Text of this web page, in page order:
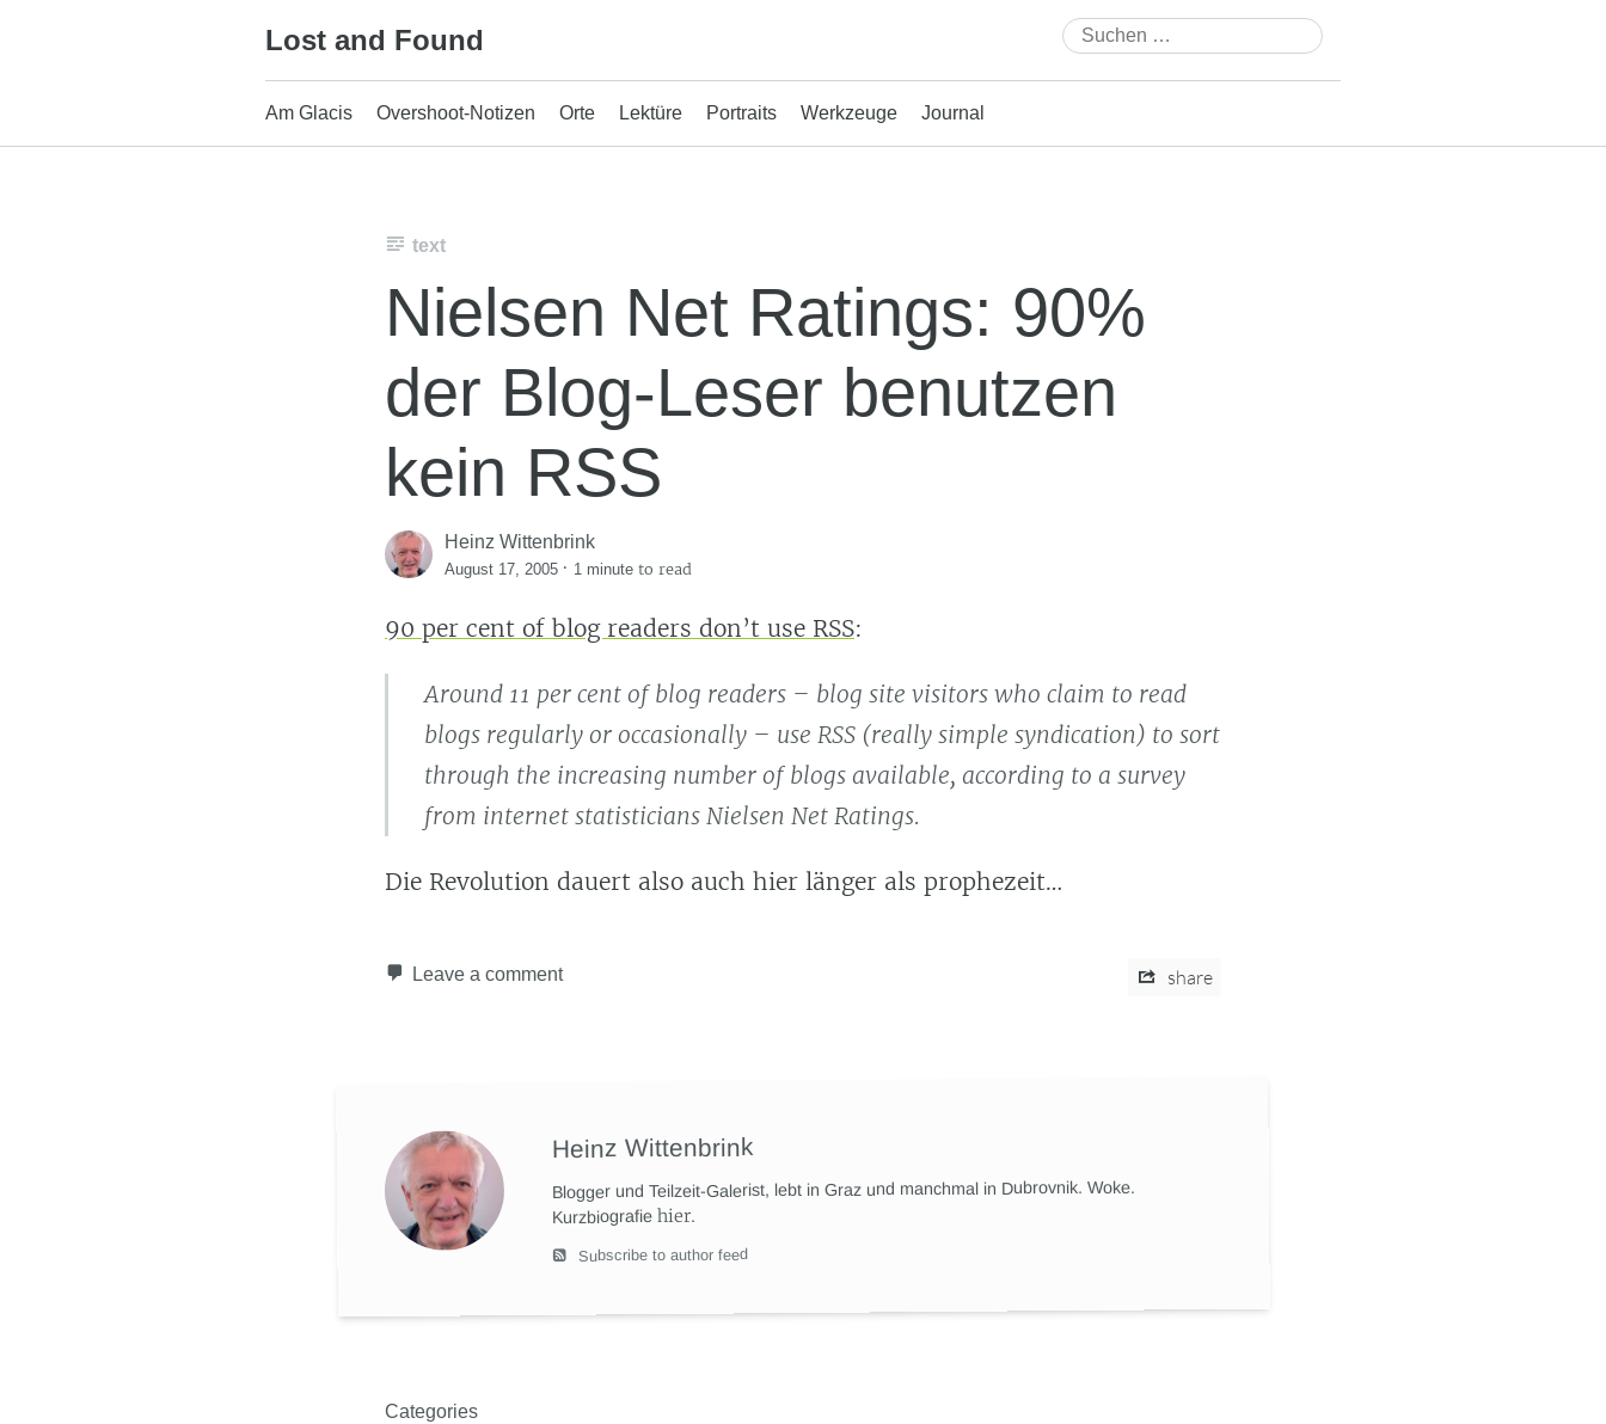
Lost and Found
Suchen
nach:
Am Glacis Overshoot-Notizen Orte Lektüre Portraits Werkzeuge Journal
text
Nielsen Net Ratings: 90%
der Blog-Leser benutzen
kein RSS
Heinz Wittenbrink
August 17, 2005 · 1 minute to read
90 per cent of blog readers don’t use RSS:
Around 11 per cent of blog readers – blog site visitors who claim to read
blogs regularly or occasionally – use RSS (really simple syndication) to sort
through the increasing number of blogs available, according to a survey
from internet statisticians Nielsen Net Ratings.
Die Revolution dauert also auch hier länger als prophezeit…
Leave a comment share
Heinz Wittenbrink
Blogger und Teilzeit-Galerist, lebt in Graz und manchmal in Dubrovnik. Woke.
Kurzbiografiehier.
Subscribe to author feed
Categories